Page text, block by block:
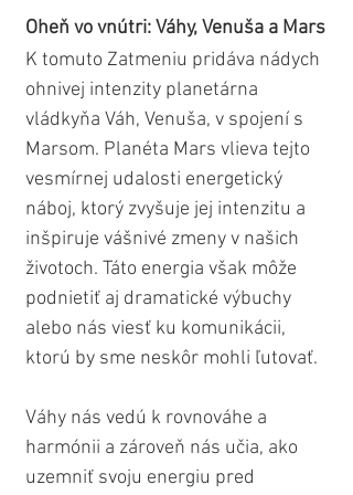
Oheň vo vnútri: Váhy, Venuša a Mars
K tomuto Zatmeniu pridáva nádych
ohnivej intenzity planetárna
vládkyňa Váh, Venuša, v spojení s
Marsom. Planéta Mars vlieva tejto
vesmírnej udalosti energetický
náboj, ktorý zvyšuje jej intenzitu a
inšpiruje vášnivé zmeny v našich
životoch. Táto energia však môže
podnietiť aj dramatické výbuchy
alebo nás viesť ku komunikácii,
ktorú by sme neskôr mohli ľutovať.
Váhy nás vedú k rovnováhe a
harmónii a zároveň nás učia, ako
uzemniť svoju energiu pred